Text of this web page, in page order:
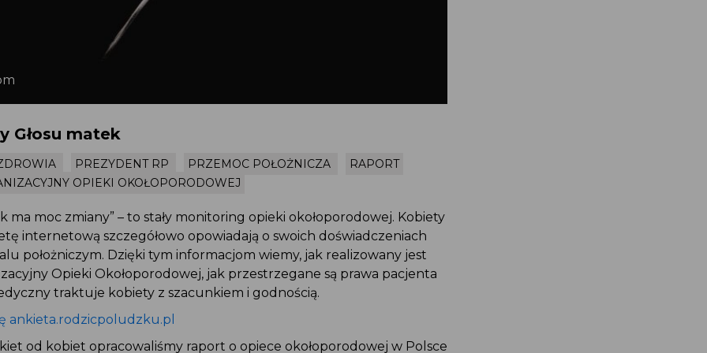
Głosu matek
PREZYDENT RP PRZEMOC POŁOŻNICZA
RAPORT
OPIEKI OKOŁOPORODOWEJ
ma moc zmiany” – to stały monitoring opieki okołoporodowej. Kobiety
internetową szczegółowo opowiadają o swoich doświadczeniach
położniczym. Dzięki tym informacjom wiemy, jak realizowany jest
Opieki Okołoporodowej, jak przestrzegane są prawa pacjenta
traktuje kobiety z szacunkiem i godnością.
ankieta.rodzicpoludzku.pl
od kobiet opracowaliśmy raport o opiece okołoporodowej w Polsce